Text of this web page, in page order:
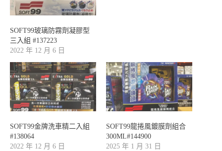
SOFT99玻璃防霧劑凝膠型
三入組 #137223
2022 年 12 月 6 日
SOFT99金牌洗車精二入組
#138064
2022 年 12 月 6 日
SOFT99龍捲風鍍膜劑組合
300ML#144900
2025 年 1 月 31 日